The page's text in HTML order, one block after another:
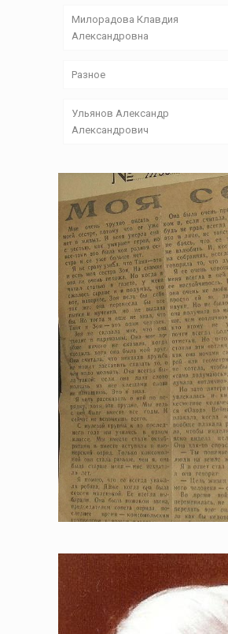
Милорадова Клавдия
Александровна
Разное
Ульянов Александр
Александрович